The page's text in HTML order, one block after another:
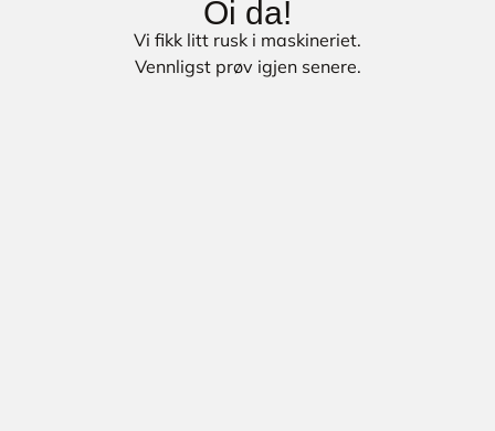
Oi da!
Vi fikk litt rusk i maskineriet.
Vennligst prøv igjen senere.